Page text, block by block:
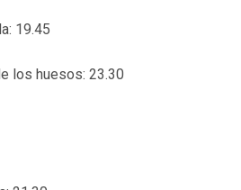
19.45
los huesos: 23.30